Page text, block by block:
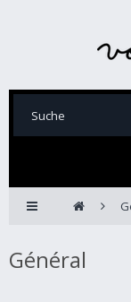
Général